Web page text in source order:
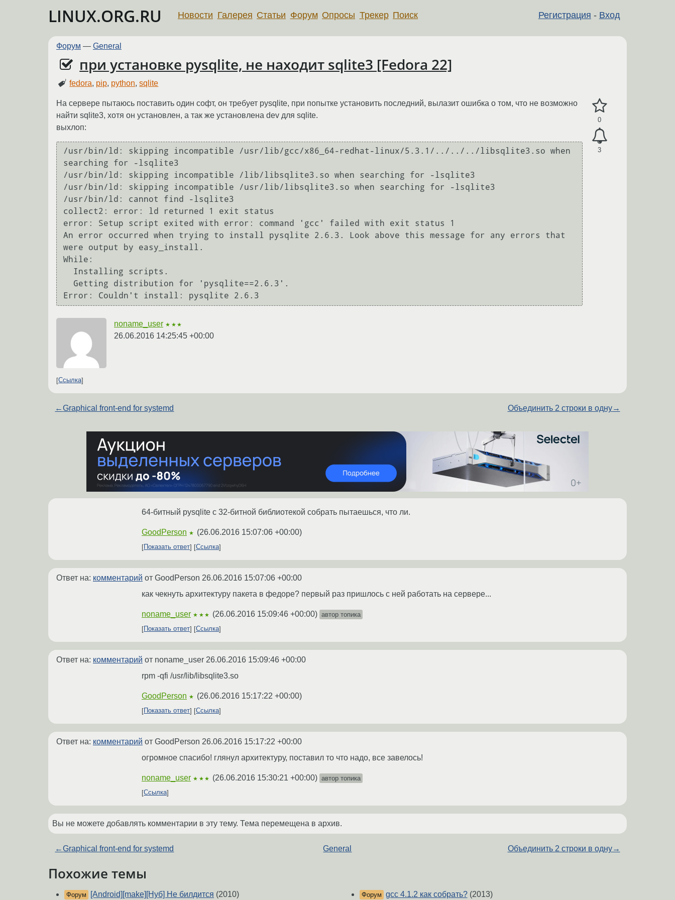
LINUX.ORG.RU Регистрация - Вход
Новости Галерея Статьи Форум Опросы Трекер Поиск
Форум — General
при установке pysqlite, не находит sqlite3 [Fedora 22]
fedora, pip, python,sqlite
0
3
На сервере пытаюсь поставить один софт, он требует pysqlite, при попытке установить последний, вылазит ошибка о том, что не возможно
найти sqlite3, хотя он установлен, а так же установлена dev для sqlite.
выхлоп:
/usr/bin/ld: skipping incompatible /usr/lib/gcc/x86_64-redhat-linux/5.3.1/../../../libsqlite3.so when
searching for -lsqlite3
/usr/bin/ld: skipping incompatible /lib/libsqlite3.so when searching for -lsqlite3
/usr/bin/ld: skipping incompatible /usr/lib/libsqlite3.so when searching for -lsqlite3
/usr/bin/ld: cannot find -lsqlite3
collect2: error: ld returned 1 exit status
error: Setup script exited with error: command 'gcc' failed with exit status 1
An error occurred when trying to install pysqlite 2.6.3. Look above this message for any errors that
were output by easy_install.
While:
noname_user ★★★
26.06.2016 14:25:45 +00:00
Ссылка
←Graphical front-end for systemd Объединить 2 строки в одну→
64-битный pysqlite с 32-битной библиотекой собрать пытаешься, что ли.
GoodPerson ★ (26.06.2016 15:07:06 +00:00)
Показать ответ Ссылка
Ответ на: комментарий от GoodPerson 26.06.2016 15:07:06 +00:00
как чекнуть архитектуру пакета в федоре? первый раз пришлось с ней работать на сервере...
noname_user ★★★ (26.06.2016 15:09:46 +00:00) автор топика
Показать ответ
Ссылка
Ответ на: комментарий от noname_user 26.06.2016 15:09:46 +00:00
rpm -qfi /usr/lib/libsqlite3.so
GoodPerson ★ (26.06.2016 15:17:22 +00:00)
Показать ответ Ссылка
Ответ на: комментарий от GoodPerson 26.06.2016 15:17:22 +00:00
огромное спасибо! глянул архитектуру, поставил то что надо, все завелось!
noname_user ★★★ (26.06.2016 15:30:21 +00:00) автор топика
Ссылка
Вы не можете добавлять комментарии в эту тему. Тема перемещена в архив.
←Graphical front-end for systemd General Объединить 2 строки в одну→
Похожие темы
Форум [Android][make][Нуб] Не билдится (2010) Форум gcc 4.1.2 как собрать?(2013)